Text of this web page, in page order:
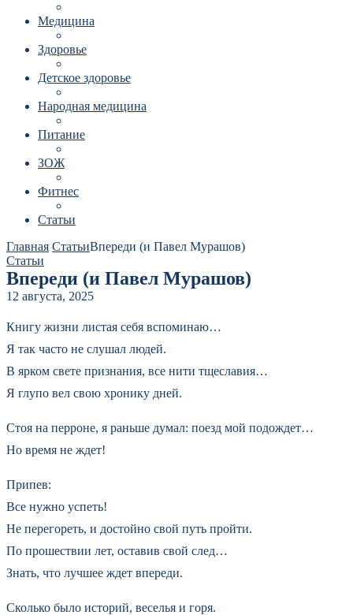
Медицина
Здоровье
Детское здоровье
Народная медицина
Питание
ЗОЖ
Фитнес
Статьи
Главная СтатьиВпереди (и Павел Мурашов)
Статьи
Впереди (и Павел Мурашов)
12 августа, 2025
Книгу жизни листая себя вспоминаю…
Я так часто не слушал людей.
В ярком свете признания, все нити тщеславия…
Я глупо вел свою хронику дней.
Стоя на перроне, я раньше думал: поезд мой подождет…
Но время не ждет!
Припев:
Все нужно успеть!
Не перегореть, и достойно свой путь пройти.
По прошествии лет, оставив свой след…
Знать, что лучшее ждет впереди.
Сколько было историй, веселья и горя.